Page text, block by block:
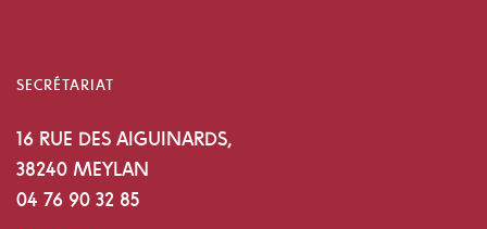
SECRÉTARIAT
16 RUE DES AIGUINARDS,
38240 MEYLAN
04 76 90 32 85